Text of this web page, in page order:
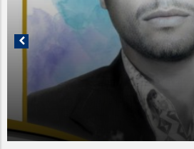
1401-02-27
1401-02-26
سید صفی الدین صفوی